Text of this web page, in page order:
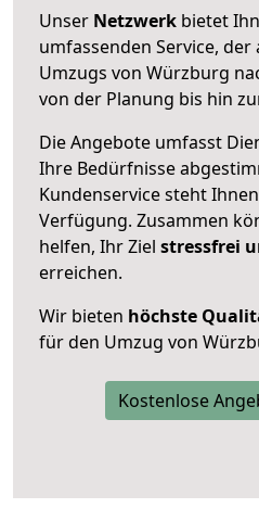
Unser Netzwerk bietet
umfassenden Service, der
Umzugs von Würzburg
von der Planung bis hin
Die Angebote umfasst
Ihre Bedürfnisse
Kundenservice steht
Verfügung. Zusammen
helfen, Ihr Ziel stressfrei
erreichen.
Wir bieten höchste
für den Umzug von
Kostenlose